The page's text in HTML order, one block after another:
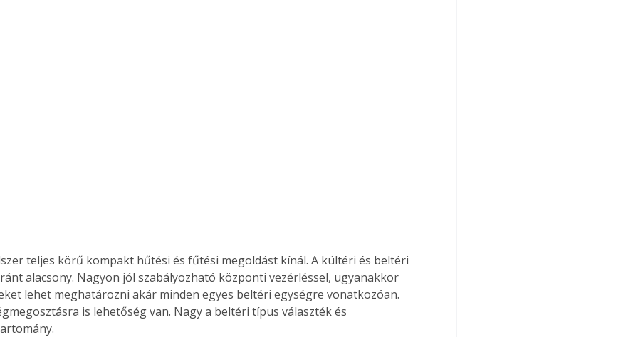
vagy
teljes körű kompakt hűtési és fűtési megoldást kínál. A kültéri és beltéri
alacsony. Nagyon jól szabályozható központi vezérléssel, ugyanakkor
lehet meghatározni akár minden egyes beltéri egységre vonatkozóan.
is lehetőség van. Nagy a beltéri típus választék és